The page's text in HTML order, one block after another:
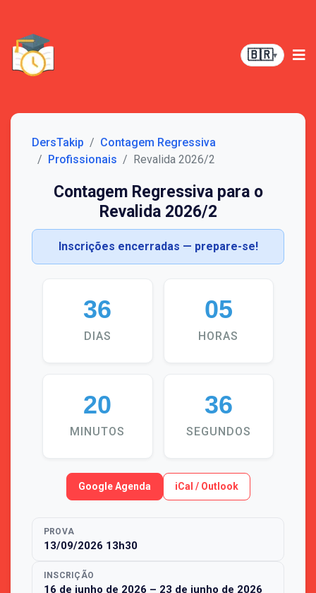
🇧🇷▾
DersTakip
Contagem Regressiva
Profissionais
Revalida 2026/2
Contagem Regressiva para o
Revalida 2026/2
Inscrições encerradas — prepare-se!
36
DIAS
05
HORAS
20
MINUTOS
36
SEGUNDOS
Google Agenda iCal / Outlook
PROVA
13/09/2026 13h30
INSCRIÇÃO
16 de junho de 2026 – 23 de junho de 2026